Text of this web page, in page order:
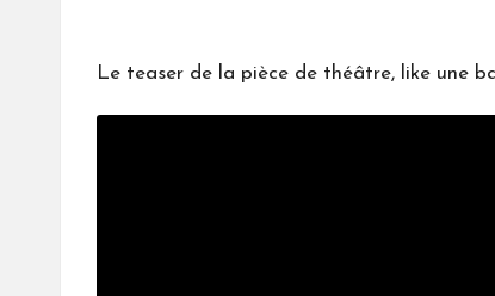
Le teaser de la pièce de théâtre, like une